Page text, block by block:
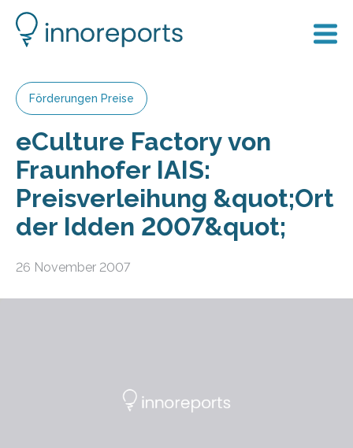
Förderungen Preise
eCulture Factory von
Fraunhofer IAIS:
Preisverleihung &quot;Ort
der Idden 2007&quot;
26 November 2007